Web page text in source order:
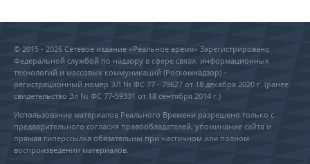
© 2015 - 2026 Сетевое издание «Реальное время» Зарегистрировано
Федеральной службой по надзору в сфере связи, информационных
технологий и массовых коммуникаций (Роскомнадзор) –
регистрационный номер ЭЛ № ФС 77 - 79627 от 18 декабря 2020 г. (ранее
свидетельство Эл № ФС 77-59331 от 18 сентября 2014 г.)
Использование материалов Реального Времени разрешено только с
предварительного согласия правообладателей, упоминание сайта и
прямая гиперссылка обязательны при частичном или полном
воспроизведении материалов.